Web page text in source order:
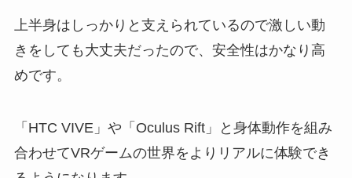
上半身はしっかりと支えられているので激しい動
きをしても大丈夫だったので、安全性はかなり高
めです。
「HTC VIVE」や「Oculus Rift」と身体動作を組み
合わせてVRゲームの世界をよりリアルに体験でき